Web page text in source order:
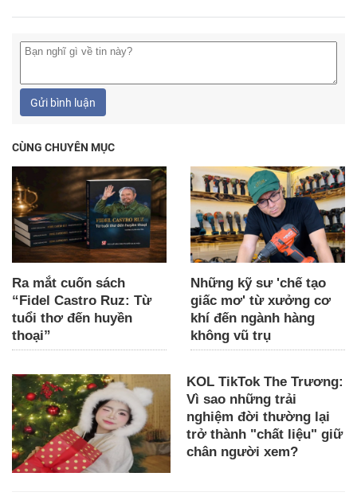
Gửi bình luận
CÙNG CHUYÊN MỤC
Ra mắt cuốn sách
“Fidel Castro Ruz: Từ
tuổi thơ đến huyền
thoại”
Những kỹ sư 'chế tạo
giấc mơ' từ xưởng cơ
khí đến ngành hàng
không vũ trụ
KOL TikTok The Trương:
Vì sao những trải
nghiệm đời thường lại
trở thành "chất liệu" giữ
chân người xem?